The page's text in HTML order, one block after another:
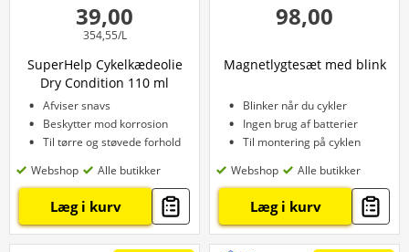
39,00
354,55/L
SuperHelp Cykelkædeolie
Dry Condition 110 ml
Afviser snavs
Beskytter mod korrosion
Til tørre og støvede forhold
Webshop
Alle butikker
Læg i kurv
98,00
Magnetlygtesæt med blink
Blinker når du cykler
Ingen brug af batterier
Til montering på cyklen
Webshop
Alle butikker
Læg i kurv